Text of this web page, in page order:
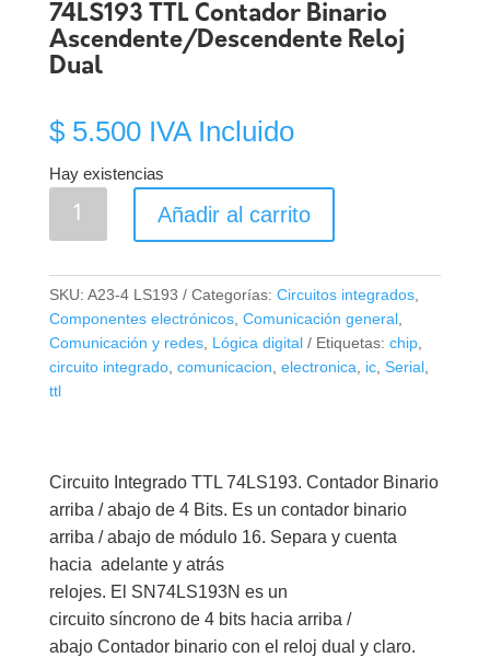
74LS193 TTL Contador Binario
Ascendente/Descendente Reloj
Dual
$5.500 IVA Incluido
Hay existencias
74LS193
Binario
Ascendente/Descendente
Reloj
Dual
cantidad
Añadir al carrito
SKU: A23-4 LS193 Categorías: Circuitos integrados,
Componentes electrónicos, Comunicación general,
Comunicación y redes, Lógica digital Etiquetas: chip,
circuito integrado, comunicacion electronica ic, Serial,
ttl
Circuito Integrado TTL 74LS193. Contador Binario
arriba / abajo de 4 Bits. Es un contador binario
arriba / abajo de módulo 16. Separa y cuenta
hacia adelante y atrás
relojes. El SN74LS193N es un
circuito síncrono de 4 bits hacia arriba /
abajo Contador binario con el reloj dual y claro.